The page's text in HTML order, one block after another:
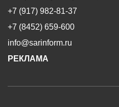
+7 (917) 982-81-37
+7 (8452) 659-600
info@sarinform.ru
РЕКЛАМА